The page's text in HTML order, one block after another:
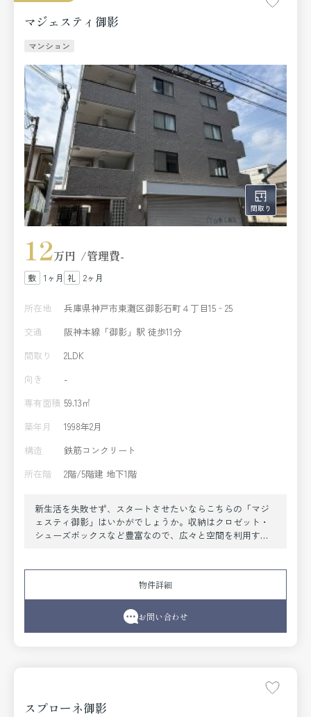
マジェスティ御影
マンション
12万円 管理費-
1ヶ月 2ヶ月
所在地
兵庫県神戸市東灘区御影石町４丁目15‐25
交通
阪神本線「御影」駅 徒歩11分
間取り
2LDK
向き
-
専有面積 59.13㎡
築年月
1998年2月
構造
鉄筋コンクリート
所在階
2階/5階建 地下1階
新生活を失敗せず、スタートさせたいならこちらの「マジ
ェスティ御影」はいかがでしょうか。収納はクロゼット・
シューズボックスなど豊富なので、広々と空間を利用する
す。もしもの事態を抑止する、オートロック機能が備わっ
ています。現在空家ですので、なるべく早くお部屋が見た
いという方にもおすすめです。風通しの良いマンションで
快適な暮らしを。二人入居が可能な物件です。当社には、
こだわり条件や特集が満載です。神戸市東灘区エリアや阪
物件詳細
お問い合わせ
スプローネ御影